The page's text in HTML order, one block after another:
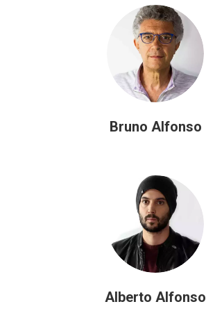
Bruno Alfonso
Alberto Alfonso